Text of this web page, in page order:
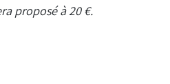
proposé à 20 €.